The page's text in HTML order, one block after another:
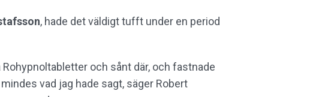
, hade det väldigt tufft under en period
och sånt där, och fastnade
vad jag hade sagt, säger Robert